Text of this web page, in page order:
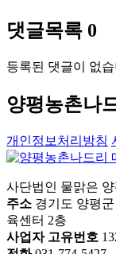
댓글목록 0
등록된 댓글이 없
양평농촌나
개인정보처리방침
사단법인 물맑은
주소 경기도 양평
육센터 2층
사업자 고유번호